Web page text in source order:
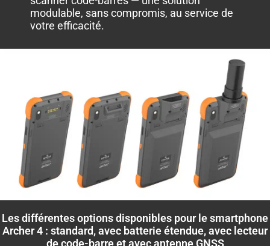
modulable, sans compromis, au service de
votre efficacité.
Les différentes options disponibles pour le smartphone
Archer 4 : standard, avec batterie étendue, avec lecteur
de code-barre et avec antenne GNSS